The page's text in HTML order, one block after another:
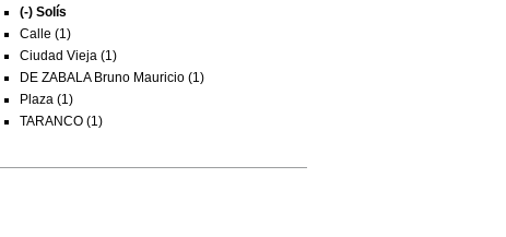
(-) Solís
Calle (1)
Ciudad Vieja (1)
DE ZABALA Bruno Mauricio (1)
Plaza (1)
TARANCO (1)